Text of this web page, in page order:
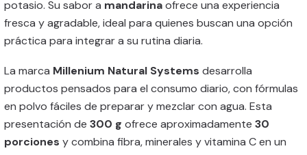
potasio. Su sabor a mandarinaofrece una experiencia
fresca y agradable, ideal para quienes buscan una opción
práctica para integrar a su rutina diaria.
La marca Millenium Natural Systems desarrolla
productos pensados para el consumo diario, con fórmulas
en polvo fáciles de preparar y mezclar con agua. Esta
presentación de 300 g ofrece aproximadamente 30
porciones y combina fibra, minerales y vitamina C en un